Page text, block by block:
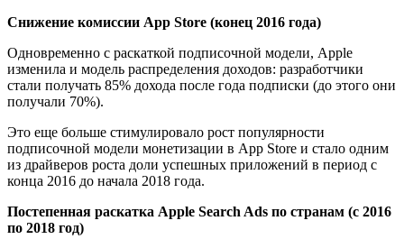
Снижение комиссии App Store (конец 2016 года)
Одновременно с раскаткой подписочной модели, Apple
изменила и модель распределения доходов: разработчики
стали получать 85% дохода после года подписки (до этого они
получали 70%).
Это еще больше стимулировало рост популярности
подписочной модели монетизации в App Store и стало одним
из драйверов роста доли успешных приложений в период с
конца 2016 до начала 2018 года.
Постепенная раскатка Apple Search Ads по странам (с 2016
по 2018 год)